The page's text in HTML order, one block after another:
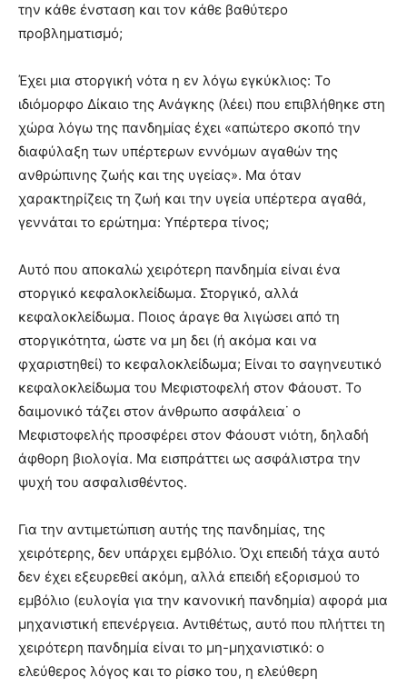
την κάθε ένσταση και τον κάθε βαθύτερο
προβληματισμό;
Έχει μια στοργική νότα η εν λόγω εγκύκλιος: Το
ιδιόμορφο Δίκαιο της Ανάγκης (λέει) που επιβλήθηκε στη
χώρα λόγω της πανδημίας έχει «απώτερο σκοπό την
διαφύλαξη των υπέρτερων εννόμων αγαθών της
ανθρώπινης ζωής και της υγείας». Μα όταν
χαρακτηρίζεις τη ζωή και την υγεία υπέρτερα αγαθά,
γεννάται το ερώτημα: Υπέρτερα τίνος;
Αυτό που αποκαλώ χειρότερη πανδημία είναι ένα
στοργικό κεφαλοκλείδωμα. Στοργικό, αλλά
κεφαλοκλείδωμα. Ποιος άραγε θα λιγώσει από τη
στοργικότητα, ώστε να μη δει (ή ακόμα και να
φχαριστηθεί) το κεφαλοκλείδωμα; Είναι το σαγηνευτικό
κεφαλοκλείδωμα του Μεφιστοφελή στον Φάουστ. Το
δαιμονικό τάζει στον άνθρωπο ασφάλεια˙ ο
Μεφιστοφελής προσφέρει στον Φάουστ νιότη, δηλαδή
άφθορη βιολογία. Μα εισπράττει ως ασφάλιστρα την
ψυχή του ασφαλισθέντος.
Για την αντιμετώπιση αυτής της πανδημίας, της
χειρότερης, δεν υπάρχει εμβόλιο. Όχι επειδή τάχα αυτό
δεν έχει εξευρεθεί ακόμη, αλλά επειδή εξορισμού το
εμβόλιο (ευλογία για την κανονική πανδημία) αφορά μια
μηχανιστική επενέργεια. Αντιθέτως, αυτό που πλήττει τη
χειρότερη πανδημία είναι το μη-μηχανιστικό: ο
ελεύθερος λόγος και το ρίσκο του, η ελεύθερη